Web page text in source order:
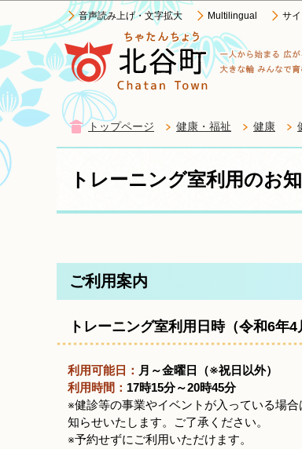
音声読み上げ・文字拡大 Multilingual サ
トップページ 健康・福祉 健康
トレーニング室利用のお
ご利用案内
トレーニング室利用日時（令和6年4
利用可能日： 月～金曜日（※祝日以外）
利用時間： 17時15分～20時45分
※健診等の事業やイベントが入っている場
知らせいたします。ご了承ください。
※予約せずにご利用いただけます。